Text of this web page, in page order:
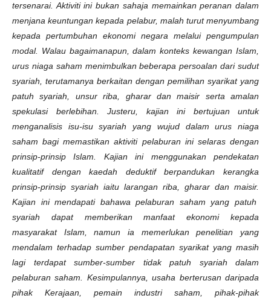
tersenarai. Aktiviti ini bukan sahaja memainkan peranan dalam
menjana keuntungan kepada pelabur, malah turut menyumbang
kepada pertumbuhan ekonomi negara melalui pengumpulan
modal. Walau bagaimanapun, dalam konteks kewangan Islam,
urus niaga saham menimbulkan beberapa persoalan dari sudut
syariah, terutamanya berkaitan dengan pemilihan syarikat yang
patuh syariah, unsur riba, gharar dan maisir serta amalan
spekulasi berlebihan. Justeru, kajian ini bertujuan untuk
menganalisis isu-isu syariah yang wujud dalam urus niaga
saham bagi memastikan aktiviti pelaburan ini selaras dengan
prinsip-prinsip Islam. Kajian ini menggunakan pendekatan
kualitatif dengan kaedah deduktif berpandukan kerangka
prinsip-prinsip syariah iaitu larangan riba, gharar dan maisir.
Kajian ini mendapati bahawa pelaburan saham yang patuh
syariah dapat memberikan manfaat ekonomi kepada
masyarakat Islam, namun ia memerlukan penelitian yang
mendalam terhadap sumber pendapatan syarikat yang masih
lagi terdapat sumber-sumber tidak patuh syariah dalam
pelaburan saham. Kesimpulannya, usaha berterusan daripada
pihak Kerajaan, pemain industri saham, pihak-pihak